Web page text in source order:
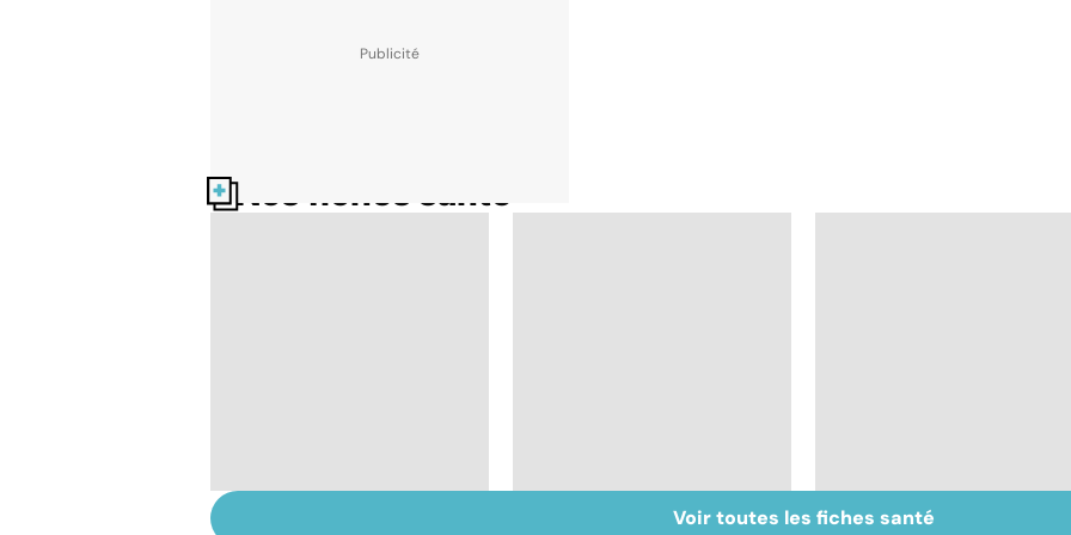
Nos fiches santé
Un rhume, ça se Le choix du cartable
Voir toutes les fiches santé